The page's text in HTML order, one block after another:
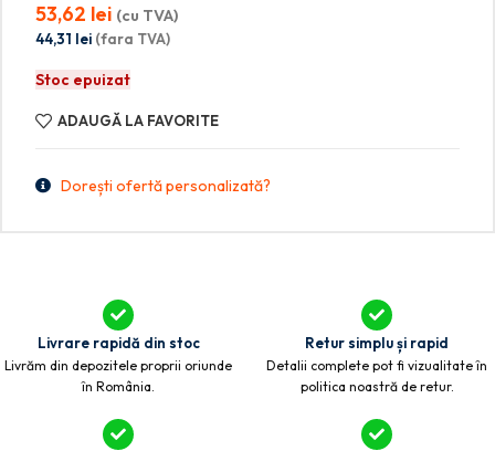
53,62 lei (cu TVA)
44,31 lei (fara TVA)
Stoc epuizat
ADAUGĂ LA FAVORITE
Dorești ofertă personalizată?
Livrare rapidă din stoc
Livrăm din depozitele proprii oriunde
în România.
Retur simplu și rapid
Detalii complete pot fi vizualitate în
politica noastră de retur.